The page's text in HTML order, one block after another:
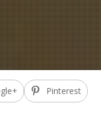
Pinterest